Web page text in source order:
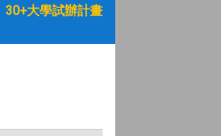
30+大學試辦計畫